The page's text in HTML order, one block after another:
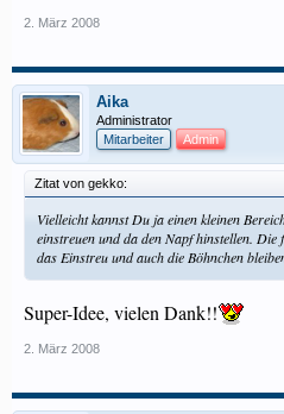
2. März 2008
Aika
Administrator
Mitarbeiter
Admin
Zitat von gekko:
Vielleicht kannst Du ja einen kleinen
einstreuen und da den Napf hinstellen. Die
das Einstreu und auch die Böhnchen
Super-Idee, vielen Dank!!
2. März 2008